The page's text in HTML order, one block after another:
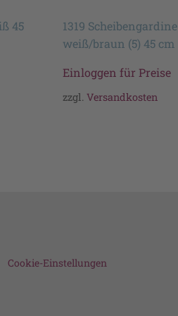
45
1319 Scheibengardine
weiß/braun (5) 45 cm
Einloggen für Preise
zzgl. Versandkosten
Cookie-Einstellungen